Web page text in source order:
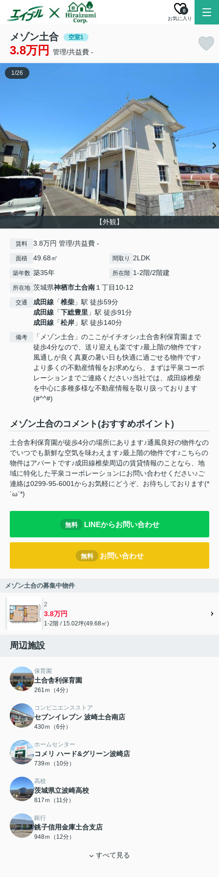
お気に入り
0
メゾン土合 空室1
3.8万円 管理/共益費 -
【外観】
1/26
賃料 3.8万円 管理/共益費 -
面積 49.68㎡ 間取り 2LDK
築年数 築35年 所在階 1-2階/2階建
所在地 茨城県神栖市土合南１丁目10-12
交通 成田線 「椎柴 」駅 徒歩59分
成田線 「下総豊里 」駅 徒歩91分
成田線 「松岸 」駅 徒歩140分
備考
「メゾン土合」のここがイチオシ♪土合舎利保育園まで
徒歩4分なので、送り迎えも楽です♪最上階の物件です♪
風通しが良く真夏の暑い日も快適に過ごせる物件です♪
より多くの不動産情報をお求めなら、まずは平泉コーポ
レーションまでご連絡ください♪当社では、成田線椎柴
を中心に多種多様な不動産情報を取り扱っております
(#^^#)
メゾン土合のコメント(おすすめポイント)
土合舎利保育園が徒歩4分の場所にあります♪通風良好の物件なの
でいつでも新鮮な空気を味わえます♪最上階の物件です♪こちらの
物件はアパートです♪成田線椎柴周辺の賃貸情報のことなら、地
域に特化した平泉コーポレーションにお問い合わせください♪ご
連絡は0299-95-6001からお気軽にどうぞ、お待ちしております(*
´ω`*)
無料 LINEからお問い合わせ
無料 お問い合わせ
メゾン土合の募集中物件
2
3.8万円
1-2階 / 15.02坪(49.68㎡)
周辺施設
保育園
土合舎利保育園
261ｍ（4分）
コンビニエンスストア
セブンイレブン 波崎土合南店
430ｍ（6分）
ホームセンター
コメリ ハード&グリーン波崎店
739ｍ（10分）
高校
茨城県立波崎高校
817ｍ（11分）
銀行
銚子信用金庫土合支店
948ｍ（12分）
すべて見る